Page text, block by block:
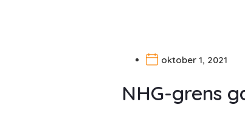
oktober 1, 2021
NHG-grens